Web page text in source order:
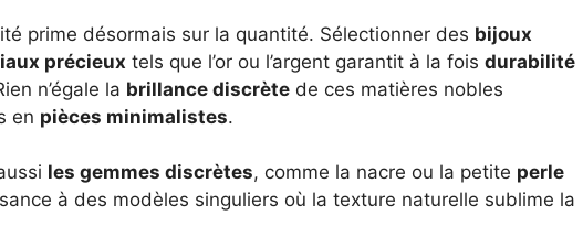
prime désormais sur la quantité. Sélectionner des bijoux
précieux tels que l’or ou l’argent garantit à la fois durabilité
n’égale la brillance discrète de ces matières nobles
en pièces minimalistes.
les gemmes discrètes, comme la nacre ou la petite perle
à des modèles singuliers où la texture naturelle sublime la